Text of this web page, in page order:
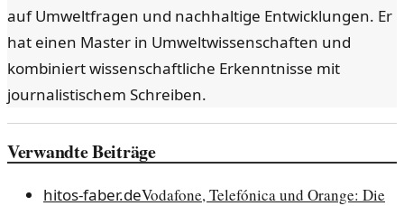
auf Umweltfragen und nachhaltige Entwicklungen. Er
hat einen Master in Umweltwissenschaften und
kombiniert wissenschaftliche Erkenntnisse mit
journalistischem Schreiben.
Verwandte Beiträge
hitos-faber.deVodafone, Telefónica und Orange: Die